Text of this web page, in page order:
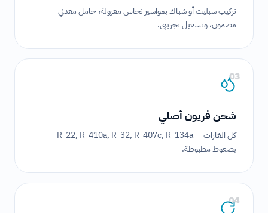
تركيب سبليت أو شباك بمواسير نحاس معزولة، حامل معدني
مضمون، وتشغيل تجريبي.
03
شحن فريون أصلي
كل الغازات — R-22, R-410a, R-32, R-407c, R-134a —
بضغوط مظبوطة.
04